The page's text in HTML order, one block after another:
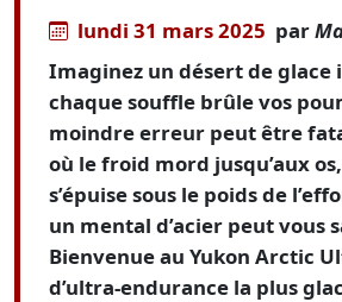
lundi 31 mars 2025 par
Imaginez un désert de glace
chaque souffle brûle vos
moindre erreur peut être
où le froid mord jusqu’aux
s’épuise sous le poids de
un mental d’acier peut vous
Bienvenue au Yukon Arctic
d’ultra-endurance la plus